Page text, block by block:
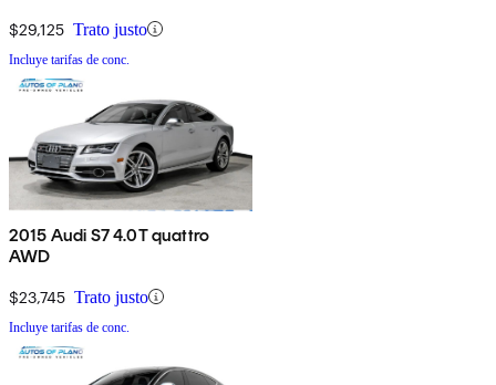
$29,125 Trato justo
Incluye tarifas de conc.
2015 Audi S7 4.0T quattro
AWD
$23,745 Trato justo
Incluye tarifas de conc.